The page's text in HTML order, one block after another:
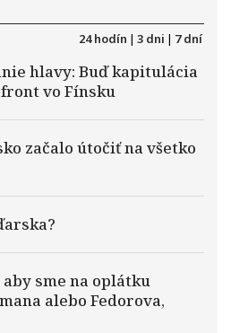
24 hodín | 3 dni | 7 dní
hlavy: Buď kapitulácia
vo Fínsku
začalo útočiť na všetko
sme na oplátku
alebo Fedorova,